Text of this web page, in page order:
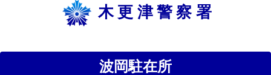
木更津警察署
波岡駐在所